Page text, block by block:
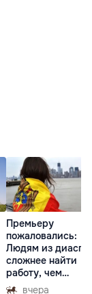
Премьеру
пожаловались:
Людям из
сложнее найти
работу, чем
гастарбайтерам
вчера